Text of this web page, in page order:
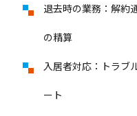
退去時の業務：解約
の精算
入居者対応：トラブ
ート